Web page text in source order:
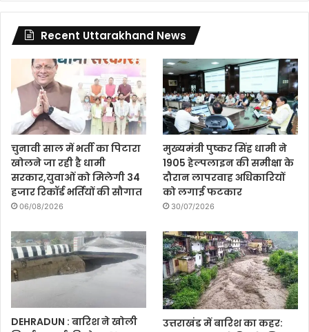
Recent Uttarakhand News
चुनावी साल में भर्ती का पिटारा
खोलने जा रही है धामी
सरकार,युवाओं को मिलेगी 34
हजार रिकॉर्ड भर्तियों की सौगात
06/08/2026
मुख्यमंत्री पुष्कर सिंह धामी ने
1905 हेल्पलाइन की समीक्षा के
दौरान लापरवाह अधिकारियों
को लगाई फटकार
30/07/2026
DEHRADUN : बारिश ने खोली
उत्तराखंड में बारिश का कहर: